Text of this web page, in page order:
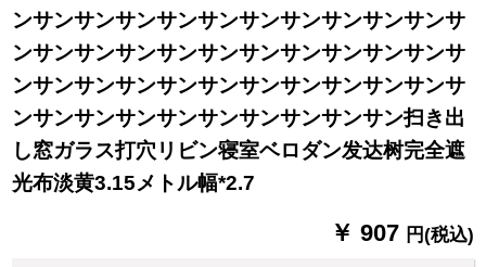
ンサンサンサンサンサンサンサンサンサンサンサ
ンサンサンサンサンサンサンサンサンサンサンサ
ンサンサンサンサンサンサンサンサンサンサンサ
ンサンサンサンサンサンサンサンサンサン扫き出
し窓ガラス打穴リビン寝室ベロダン发达树完全遮
光布淡黄3.15メトル幅*2.7
￥ 907 円(税込)